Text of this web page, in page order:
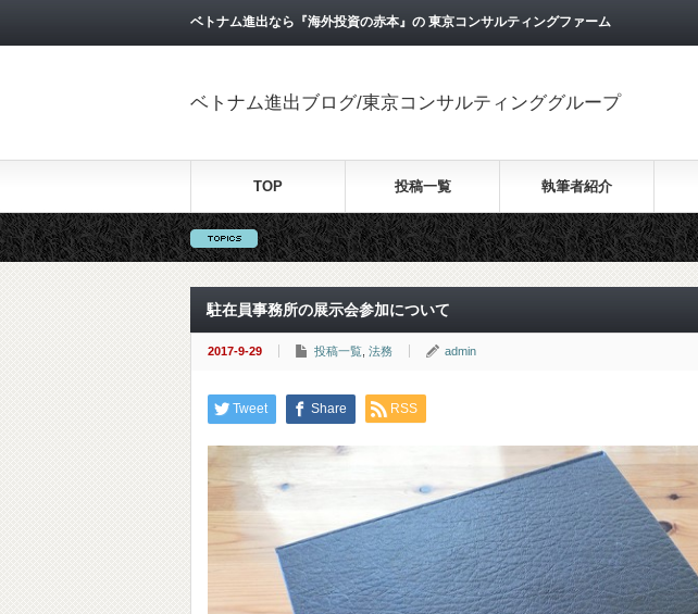
ベトナム進出なら『海外投資の赤本』の 東京コンサルティングファーム
ベトナム進出ブログ/東京コンサルティンググループ
TOP 投稿一覧 執筆者紹介
駐在員事務所の展示会参加について
2017-9-29 投稿一覧 法務 admin
Tweet Share RSS